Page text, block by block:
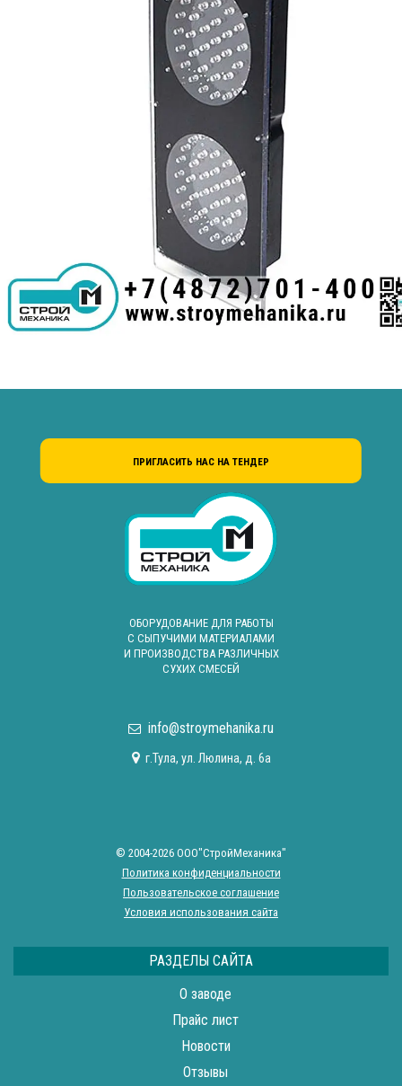
ОБОРУДОВАНИЕ ДЛЯ РАБОТЫ
С СЫПУЧИМИ МАТЕРИАЛАМИ
И ПРОИЗВОДСТВА РАЗЛИЧНЫХ
СУХИХ СМЕСЕЙ
info@stroymehanika.ru
г.Тула, ул. Люлина, д. 6а
ПРИГЛАСИТЬ НАС НА ТЕНДЕР
© 2004-2026 ООО"СтройМеханика"
Политика конфиденциальности
Пользовательское соглашение
Условия использования сайта
РАЗДЕЛЫ САЙТА
О заводе
Прайс лист
Новости
Отзывы